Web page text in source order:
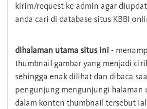
kirim/request ke admin agar
anda cari di database situs KBBI
dihalaman utama situs ini -
thumbnail gambar yang menjadi
sehingga enak dilihat dan dibaca
pengunjung mengunjungi halaman
dalam konten thumbnail tersebut